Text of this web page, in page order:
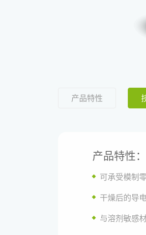
产品特性
产品特性：
可承受模制
干燥后的导
与溶剂敏感